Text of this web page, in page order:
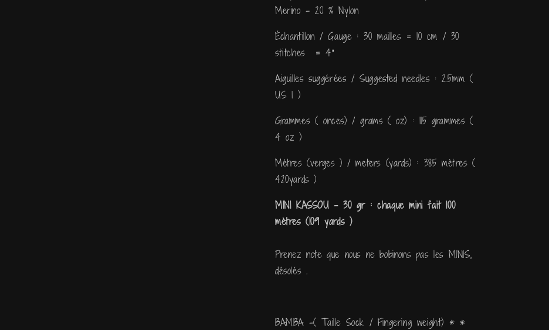
Merino - 20 % Nylon
Échantillon / Gauge : 30 mailles = 10 cm / 30
stitches = 4''
Aiguilles suggérées / Suggested needles : 2.5mm (
US 1 )
Grammes ( onces) / grams ( oz) : 115 grammes (
4 oz )
Mètres (verges ) / meters (yards) : 385 mètres (
420yards )
MINI KASSOU - 30 gr : chaque mini fait 100
mètres (109 yards )
Prenez note que nous ne bobinons pas les MINIS,
désolés .
BAMBA -( Taille Sock / Fingering weight) * *